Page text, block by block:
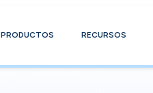
PRODUCTOS RECURSOS